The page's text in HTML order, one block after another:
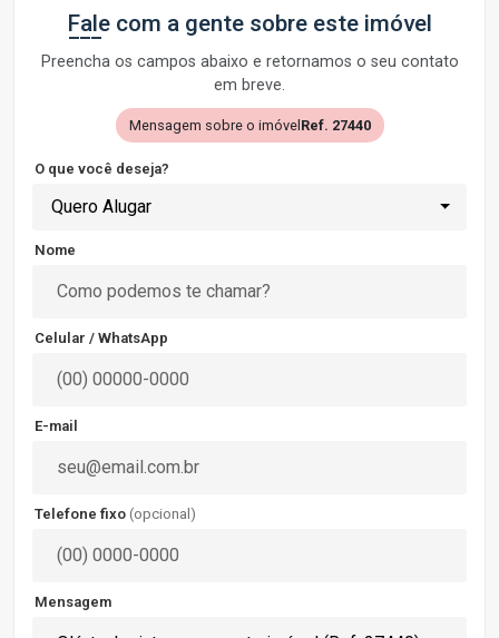
Fale com a gente sobre este imóvel
Preencha os campos abaixo e retornamos o seu contato
em breve.
Mensagem sobre o imóvel Ref. 27440
O que você deseja?
Quero Alugar
Nome
Celular / WhatsApp
E-mail
Telefone fixo (opcional)
Mensagem